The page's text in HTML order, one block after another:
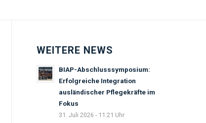
WEITERE NEWS
BIAP-Abschlusssymposium:
Erfolgreiche Integration
ausländischer Pflegekräfte im
Fokus
31. Juli 2026 - 11:21 Uhr